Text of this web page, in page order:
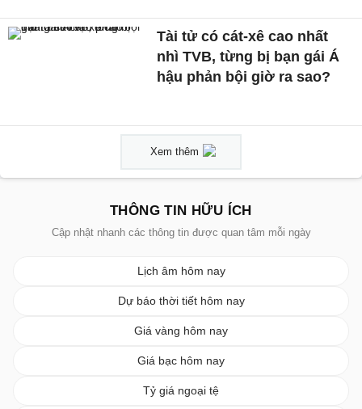
Tài tử có cát-xê cao nhất
nhì TVB, từng bị bạn gái Á
hậu phản bội giờ ra sao?
Xem thêm
THÔNG TIN HỮU ÍCH
Cập nhật nhanh các thông tin được quan tâm mỗi ngày
Lịch âm hôm nay
Dự báo thời tiết hôm nay
Giá vàng hôm nay
Giá bạc hôm nay
Tỷ giá ngoại tệ